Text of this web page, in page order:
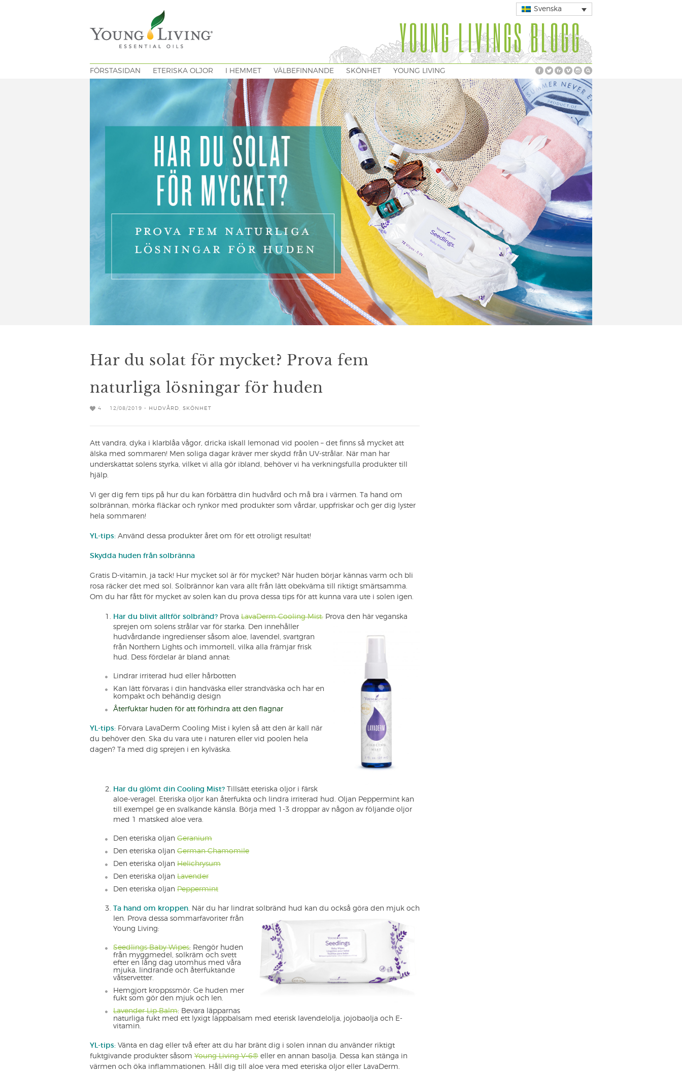
Svenska
YOUNG LIVINGS BLOGG
FÖRSTASIDAN ETERISKA OLJOR I HEMMET VÄLBEFINNANDE SKÖNHET YOUNG LIVING
Har du solat för mycket? Prova fem
naturliga lösningar för huden
4 12/08/2019 - HUDVÅRD SKÖNHET
Att vandra, dyka i klarblåa vågor, dricka iskall lemonad vid poolen – det finns så mycket att
älska med sommaren! Men soliga dagar kräver mer skydd från UV-strålar. När man har
underskattat solens styrka, vilket vi alla gör ibland, behöver vi ha verkningsfulla produkter till
hjälp.
Vi ger dig fem tips på hur du kan förbättra din hudvård och må bra i värmen. Ta hand om
solbrännan, mörka fläckar och rynkor med produkter som vårdar, uppfriskar och ger dig lyster
hela sommaren!
YL-tips: Använd dessa produkter året om för ett otroligt resultat!
Skydda huden från solbränna
Gratis D-vitamin, ja tack! Hur mycket sol är för mycket? När huden börjar kännas varm och bli
rosa räcker det med sol. Solbrännor kan vara allt från lätt obekväma till riktigt smärtsamma.
Om du har fått för mycket av solen kan du prova dessa tips för att kunna vara ute i solen igen.
Har du blivit alltför solbränd? Prova LavaDerm Cooling Mist. Prova den här veganska
sprejen om solens strålar var för starka. Den innehåller
hudvårdande ingredienser såsom aloe, lavendel, svartgran
från Northern Lights och immortell, vilka alla främjar frisk
hud. Dess fördelar är bland annat:
Lindrar irriterad hud eller hårbotten
Kan lätt förvaras i din handväska eller strandväska och har en
kompakt och behändig design
Återfuktar huden för att förhindra att den flagnar
YL-tips: Förvara LavaDerm Cooling Mist i kylen så att den är kall när
du behöver den. Ska du vara ute i naturen eller vid poolen hela
dagen? Ta med dig sprejen i en kylväska.
Har du glömt din Cooling Mist? Tillsätt eteriska oljor i färsk
aloe-veragel. Eteriska oljor kan återfukta och lindra irriterad hud. Oljan Peppermint kan
till exempel ge en svalkande känsla. Börja med 1-3 droppar av någon av följande oljor
med 1 matsked aloe vera.
Den eteriska oljan Geranium
Den eteriska oljan German Chamomile
Den eteriska oljan Helichrysum
Den eteriska oljan Lavender
Den eteriska oljan Peppermint
Ta hand om kroppen. När du har lindrat solbränd hud kan du också göra den mjuk och
len. Prova dessa sommarfavoriter från
Young Living:
Seedlings Baby Wipes: Rengör huden
från myggmedel, solkräm och svett
efter en lång dag utomhus med våra
mjuka, lindrande och återfuktande
våtservetter.
Hemgjort kroppssmör: Ge huden mer
fukt som gör den mjuk och len.
Lavender Lip Balm: Bevara läpparnas
naturliga fukt med ett lyxigt läppbalsam med eterisk lavendelolja, jojobaolja och E-
vitamin.
YL-tips: Vänta en dag eller två efter att du har bränt dig i solen innan du använder riktigt
fuktgivande produkter såsom Young Living V-6® eller en annan basolja. Dessa kan stänga in
värmen och öka inflammationen. Håll dig till aloe vera med eteriska oljor eller LavaDerm.